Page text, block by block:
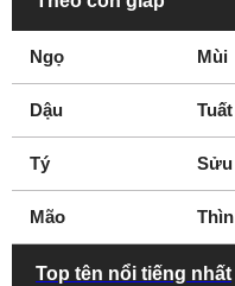
Ngọ Mùi
Dậu Tuất
Tý Sửu
Mão Thìn
Top tên nổi tiếng nhất